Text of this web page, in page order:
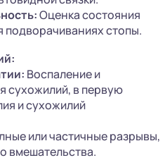
Оценка состояния
стопы.
Воспаление и
сухожилий, в первую
и сухожилий
или частичные разрывы,
вмешательства.